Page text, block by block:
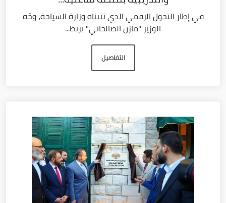
في إطار التحول الرقمي الذي تتبناه وزارة السياحة، وجّه
الوزير "مازن الصالحاني" بربط...
التفاصيل